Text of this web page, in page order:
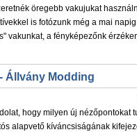
öregebb vakujukat
is fotózunk még a mai
vakunkat, a fényképezőnk
Állvány Modding
hogy milyen új nézőpontokat
alapvető kíváncsiságának